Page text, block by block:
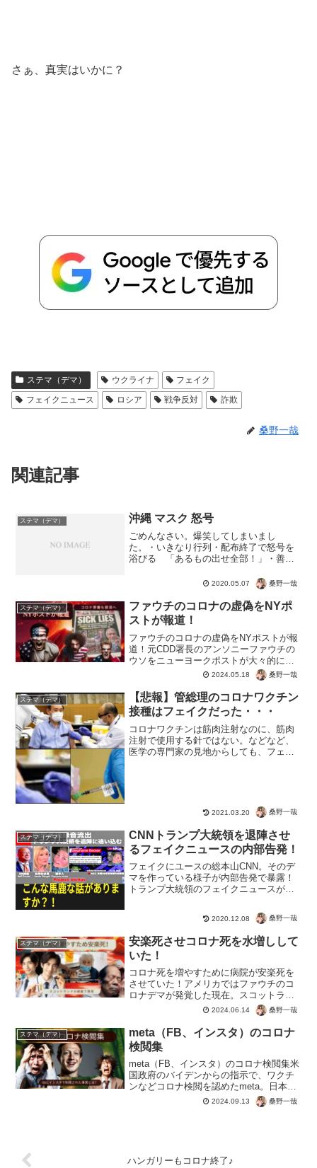
さぁ、真実はいかに？
ステマ（デマ） ウクライナ
フェイク
フェイクニュース
ロシア 戦争反対 詐欺
桑野一哉
関連記事
ステマ（デマ） 沖縄 マスク 怒号
ごめんなさい。爆笑してしまいまし
た。・いきなり行列・配布終了で怒号を
浴びる 「あるもの出せ全部！」・善意
注意したのも配布した人いやそのとおり
なんだけど、世の中って理不尽なことも
あるよねｗ? AIに負ける人...
2020.05.07 桑野一哉
ステマ（デマ）
ファウチのコロナの虚偽をNYポ
ストが報道！
ファウチのコロナの虚偽をNYポストが報
道！元CDD署長のアンソニーファウチの
ウソをニューヨークポストが大々的に報
道！武漢に資金提供を行いコロナウイル
ス的なものを開発。否定していたものの
国立衛生研究所が白状しジエンド。日本
なら尾身茂や河野太郎...
2024.05.18 桑野一哉
ステマ（デマ）
【悲報】管総理のコロナワクチン
接種はフェイクだった・・・
コロナワクチンは筋肉注射なのに、筋肉
注射で使用する針ではない。などなど、
医学の専門家の見地からしても、フェイ
2021.03.20 桑野一哉
ステマ（デマ）
CNNトランプ大統領を退陣させ
るフェイクニュースの内部告発！
フェイクにユースの総本山CNN。そのデ
マを作っている様子が内部告発で暴露！
トランプ大統領のフェイクニュースが作
タバレしてくれるそうです。◆『トラン
プ陣営の言論を抑圧し、トランプ大統領
を退陣に追い込む』方針...
2020.12.08 桑野一哉
ステマ（デマ）
安楽死させコロナ死を水増しして
いた！
コロナ死を増やすために病院が安楽死を
させていた！アメリカではファウチのコ
ロナデマが発覚した現在。スコットラン
ドのコロナの独立調査委で、病院が患者
を安楽死をさせていたことが明らかに。
目的はロックダウンなどコロナ対策推
進、コロナワクチン接種に誘...
2024.06.14 桑野一哉
ステマ（デマ）
meta（FB、インスタ）のコロナ
検閲集
meta（FB、インスタ）のコロナ検閲集米
国政府のバイデンからの指示で、ワクチ
ンなどコロナ検閲を認めたmeta。日本で
も政府が広告代理店などへの工作費用の
支払いも暴露済み。コロナはヤバイ、ワ
2024.09.13 桑野一哉
ハンガリーもコロナ終了♪